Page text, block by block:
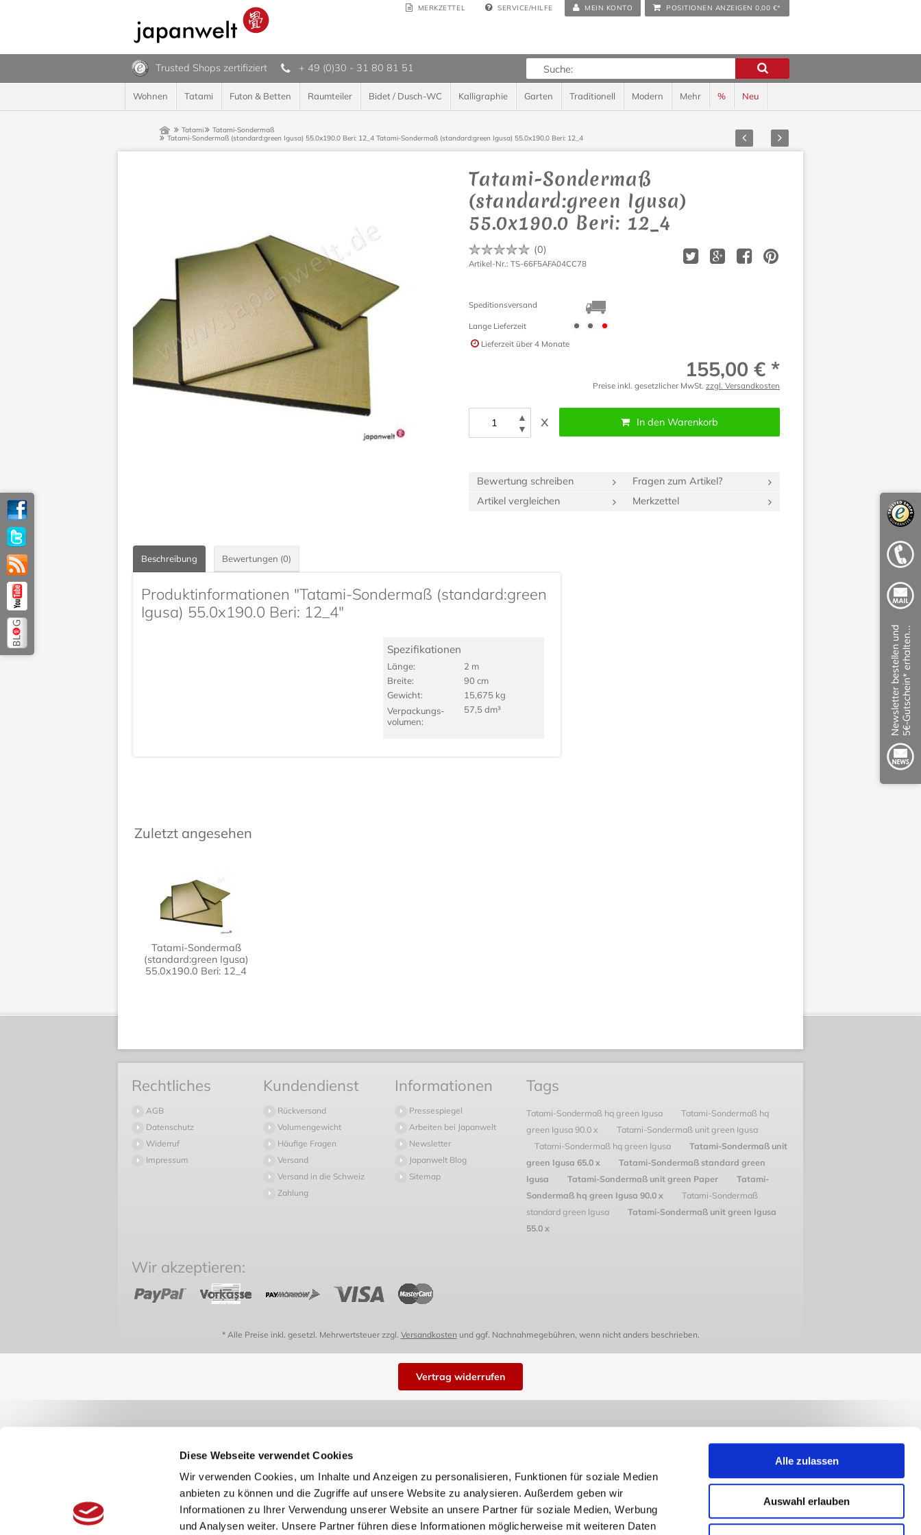
Diese Webseite verwendet Cookies
Wir verwenden Cookies, um Inhalte und Anzeigen zu personalisieren, Funktionen für soziale Medien
anbieten zu können und die Zugriffe auf unsere Website zu analysieren. Außerdem geben wir
Informationen zu Ihrer Verwendung unserer Website an unsere Partner für soziale Medien, Werbung
und Analysen weiter. Unsere Partner führen diese Informationen möglicherweise mit weiteren Daten
Alle zulassen
Auswahl erlauben
MERKZETTEL SERVICE/HILFE MEIN KONTO POSITIONEN ANZEIGEN 0,00 €*
Trusted Shops zertifiziert + 49 (0)30 - 31 80 81 51
Wohnen Tatami Futon & Betten Raumteiler Bidet / Dusch-WC Kalligraphie Garten Traditionell Modern Mehr % Neu
Tatami
Tatami-Sondermaß
Tatami-Sondermaß (standard:green Igusa) 55.0x190.0 Beri: 12_4Tatami-Sondermaß (standard:green Igusa) 55.0x190.0 Beri: 12_4 Zurück Vor
Tatami-Sondermaß
(standard:green Igusa)
55.0x190.0 Beri: 12_4
(0)
Artikel-Nr.: TS-66F5AFA04CC78
Speditionsversand
Lange Lieferzeit
Lieferzeit über 4 Monate
155,00 € *
Preise inkl. gesetzlicher MwSt. zzgl. Versandkosten
▲
▼
x In den Warenkorb
Bewertung schreiben
Fragen zum Artikel?
Artikel vergleichen
Merkzettel
Beschreibung Bewertungen (0)
Produktinformationen "Tatami-Sondermaß (standard:green
Igusa) 55.0x190.0 Beri: 12_4"
Spezifikationen
Länge:
2 m
Breite:
90 cm
Gewicht:
15,675 kg
Verpackungs­
volumen:
57,5 dm³
Zuletzt angesehen
Tatami-Sondermaß
(standard:green Igusa)
55.0x190.0 Beri: 12_4
Rechtliches
AGB
Datenschutz
Widerruf
Impressum
Kundendienst
Rückversand
Volumengewicht
Häufige Fragen
Versand
Versand in die Schweiz
Zahlung
Informationen
Pressespiegel
Arbeiten bei Japanwelt
Newsletter
Japanwelt Blog
Sitemap
Tags
Tatami-Sondermaß hq green Igusa
Tatami-Sondermaß hq
green Igusa 90.0 x
Tatami-Sondermaß unit green Igusa
Tatami-Sondermaß hq green Igusa
Tatami-Sondermaß unit
green Igusa 65.0 x
Tatami-Sondermaß standard green
Igusa
Tatami-Sondermaß unit green Paper
Tatami-
Sondermaß hq green Igusa 90.0 x
Tatami-Sondermaß
standard green Igusa
Tatami-Sondermaß unit green Igusa
55.0 x
Wir akzeptieren:
* Alle Preise inkl. gesetzl. Mehrwertsteuer zzgl. Versandkosten und ggf. Nachnahmegebühren, wenn nicht anders beschrieben.
Vertrag widerrufen